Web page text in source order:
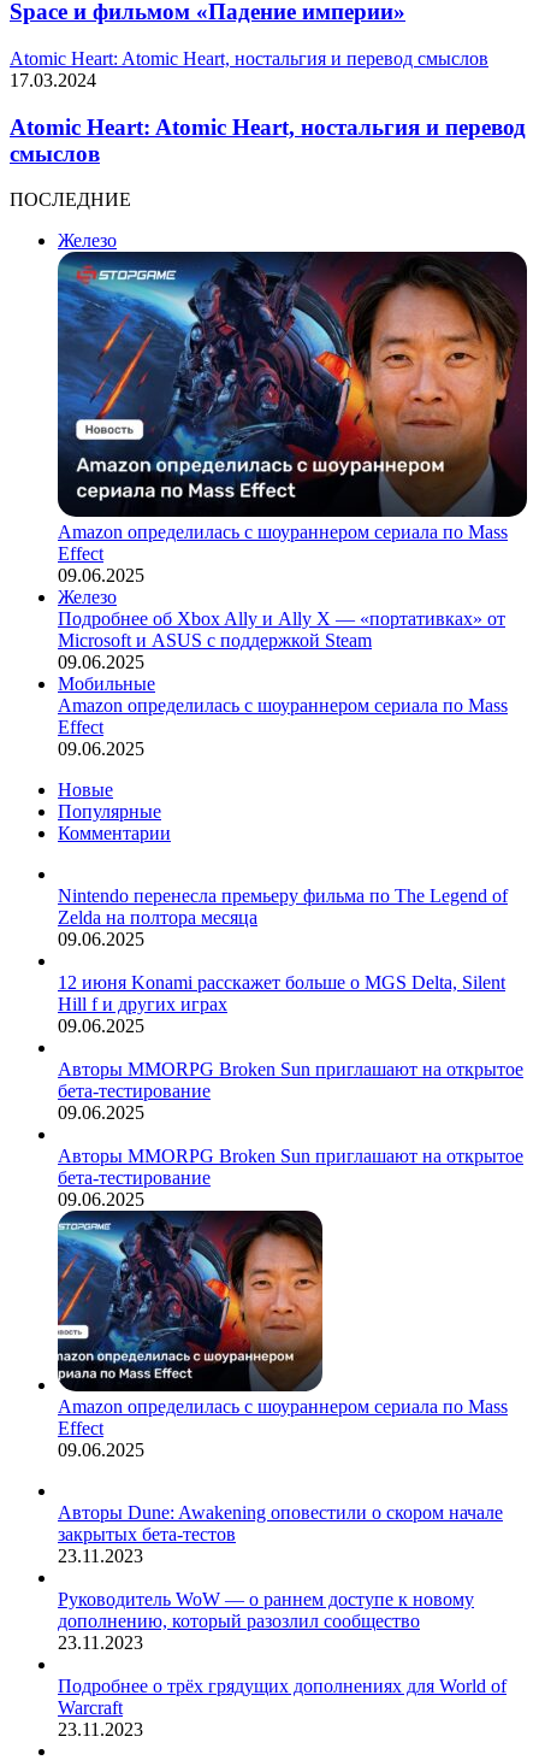
Space и фильмом «Падение империи»
Atomic Heart: Atomic Heart, ностальгия и перевод смыслов
17.03.2024
Atomic Heart: Atomic Heart, ностальгия и перевод
смыслов
ПОСЛЕДНИЕ
Железо
Amazon определилась с шоураннером сериала по Mass
Effect
09.06.2025
Железо
Подробнее об Xbox Ally и Ally X — «портативках» от
Microsoft и ASUS с поддержкой Steam
09.06.2025
Мобильные
Amazon определилась с шоураннером сериала по Mass
Effect
09.06.2025
Новые
Популярные
Комментарии
Nintendo перенесла премьеру фильма по The Legend of
Zelda на полтора месяца
09.06.2025
12 июня Konami расскажет больше о MGS Delta, Silent
Hill f и других играх
09.06.2025
Авторы MMORPG Broken Sun приглашают на открытое
бета-тестирование
09.06.2025
Авторы MMORPG Broken Sun приглашают на открытое
бета-тестирование
09.06.2025
Amazon определилась с шоураннером сериала по Mass
Effect
09.06.2025
Авторы Dune: Awakening оповестили о скором начале
закрытых бета-тестов
23.11.2023
Руководитель WoW — о раннем доступе к новому
дополнению, который разозлил сообщество
23.11.2023
Подробнее о трёх грядущих дополнениях для World of
Warcraft
23.11.2023